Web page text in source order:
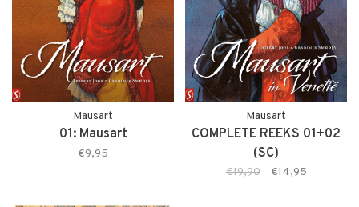
Mausart
01: Mausart
€9,95
Mausart
COMPLETE REEKS 01+02
(SC)
€19,90 €14,95